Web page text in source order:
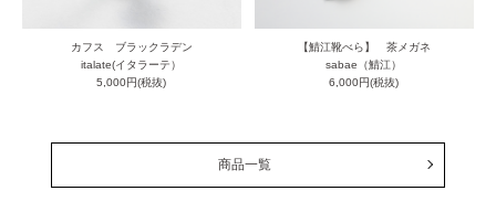
カフス ブラックラデン
italate(イタラーテ）
5,000円(税抜)
【鯖江靴べら】 茶メガネ
sabae（鯖江）
6,000円(税抜)
商品一覧